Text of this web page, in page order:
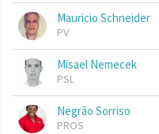
Mauricio Schneider
PV
Misael Nemecek
PSL
Negrão Sorriso
PROS